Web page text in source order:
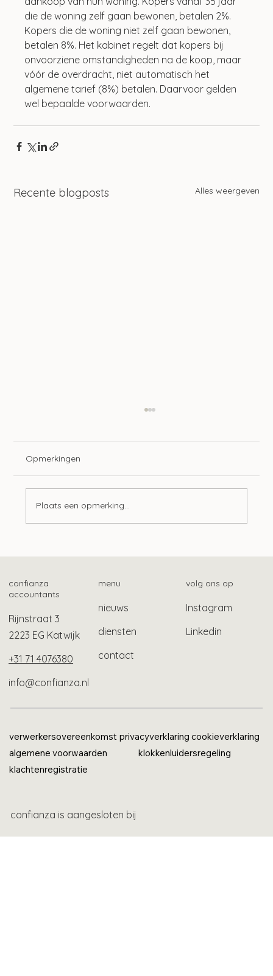
die de woning zelf gaan bewonen, betalen 2%.
Kopers die de woning niet zelf gaan bewonen,
betalen 8%. Het kabinet regelt dat kopers bij
onvoorziene omstandigheden na de koop, maar
vóór de overdracht, niet automatisch het
algemene tarief (8%) betalen. Daarvoor gelden
wel bepaalde voorwaarden.
Recente blogposts Alles weergeven
Opmerkingen
Plaats een opmerking...
confianza
accountants
Rijnstraat 3
2223 EG Katwijk
+31 71 4076380
info@confianza.nl
menu
nieuws
diensten
contact
volg ons op
Instagram
Linkedin
verwerkersovereenkomst privacyverklaring cookieverklaring
algemene voorwaarden
klokkenluidersregeling
klachtenregistratie
confianza is aangesloten bij